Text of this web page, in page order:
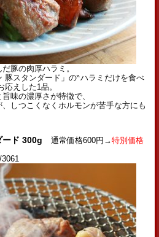
豚の肉厚ハラミ。
豚スタンダード」の‶ハラミだけを食べ
応えした1品。
味の濃厚さが特徴で、
しつこくなくホルモンが苦手な方にも
ード 300g通常価格600円→特別価格